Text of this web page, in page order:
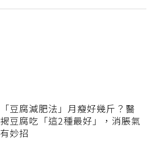
「豆腐減肥法」月瘦好幾斤？醫
揭豆腐吃「這2種最好」，消脹氣
有妙招